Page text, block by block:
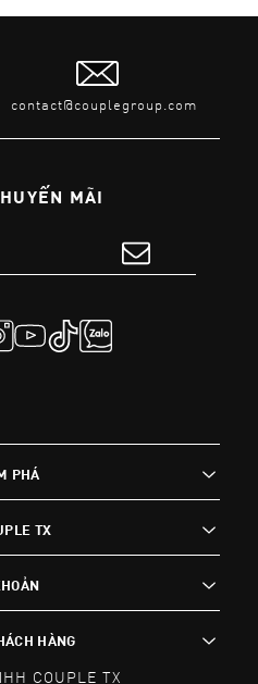
contact@couplegroup.com
MÃI
PHÁ
TX
HÀNG
COUPLE TX